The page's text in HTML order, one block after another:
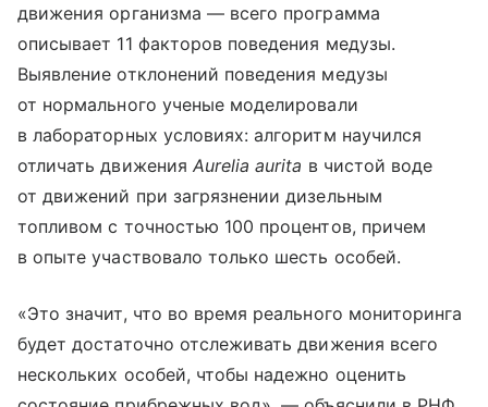
движения организма — всего программа
описывает 11 факторов поведения медузы.
Выявление отклонений поведения медузы
от нормального ученые моделировали
в лабораторных условиях: алгоритм научился
отличать движения Aurelia aurita в чистой воде
от движений при загрязнении дизельным
топливом с точностью 100 процентов, причем
в опыте участвовало только шесть особей.
«Это значит, что во время реального мониторинга
будет достаточно отслеживать движения всего
нескольких особей, чтобы надежно оценить